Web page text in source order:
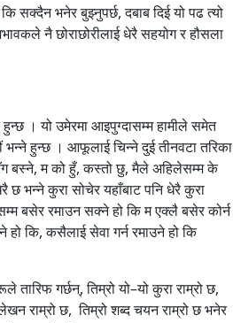
सक्दैन भनेर बुझ्नुपर्छ, दबाब दिई यो पढ त्यो
नै छोराछोरीलाई धेरै सहयोग र हौसला
। यो उमेरमा आइपुग्दासम्म हामीले समेत
हुन्छ । आफूलाई चिन्ने दुई तीनवटा तरिका
म को हुँ, कस्तो छु, मैले अहिलेसम्म के
छ भन्ने कुरा सोचेर यहाँबाट पनि धेरै कुरा
बसेर रमाउन सक्ने हो कि म एक्लै बसेर कोर्न
हो कि, कसैलाई सेवा गर्न रमाउने हो कि
गर्छन्, तिम्रो यो–यो कुरा राम्रो छ,
राम्रो छ, तिम्रो शब्द चयन राम्रो छ भनेर